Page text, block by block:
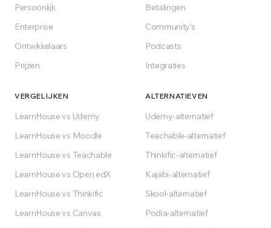
Voor altijd gratis op het Free-plan
Persoonlijk
Enterprise
Ontwikkelaars
Prijzen
Betalingen
Community's
Podcasts
Integraties
VERGELIJKEN
LearnHouse vs Udemy
LearnHouse vs Moodle
LearnHouse vs Teachable
LearnHouse vs Open edX
LearnHouse vs Thinkific
LearnHouse vs Canvas
ALTERNATIEVEN
Udemy-alternatief
Teachable-alternatief
Thinkific-alternatief
Kajabi-alternatief
Skool-alternatief
Podia-alternatief